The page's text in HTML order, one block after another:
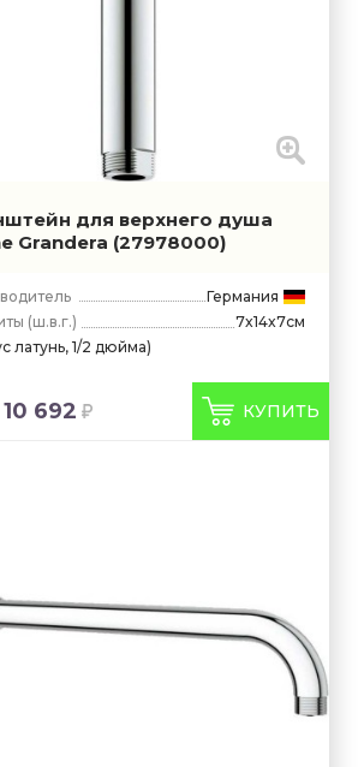
для верхнего душа
Grandera (27978000)
Германия
(ш.в.г.)
7x14x7см
латунь, 1/2 дюйма)
10 692 КУПИТЬ